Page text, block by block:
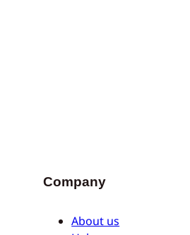
Company
About us